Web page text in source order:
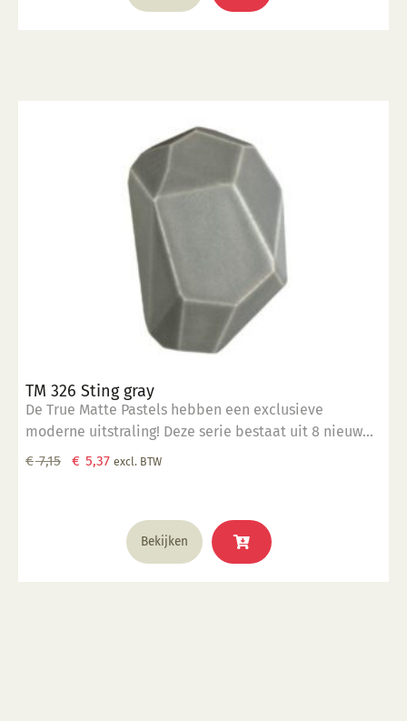
transparant glazuur gebruik, kwast of dompel
TM 326 Sting gray
De True Matte Pastels hebben een exclusieve
moderne uitstraling! Deze serie bestaat uit 8 nieuw
ontwikkelde frisse kleuren. Het zijn niet giftige,
stooktemperatuur: 1000 - 1060 °C
€7,15
Oorspronkelijke
€ 5,37Huidige
€ 5,37.
excl. BTW
Bekijken